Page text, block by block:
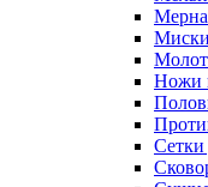
Ножи